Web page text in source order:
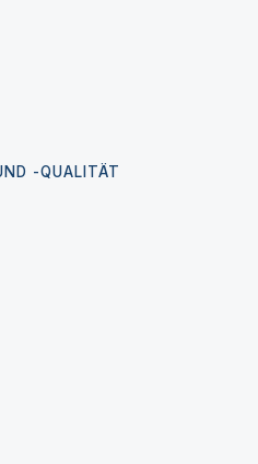
-QUALITÄT